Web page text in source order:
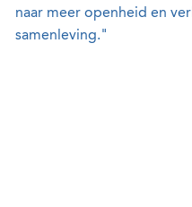
naar meer openheid en
samenleving."